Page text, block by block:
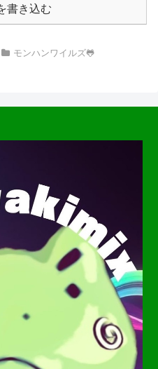
書き込む
モンハンワイルズ🐸